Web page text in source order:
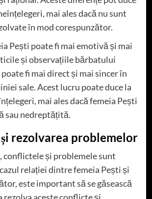
mai ales dacă nu sunt
în mod corespunzător.
Pești poate fi mai emotivă și mai
și observațiile bărbatului
fi mai direct și mai sincer în
sale. Acest lucru poate duce la
mai ales dacă femeia Pești
sau nedreptățită.
rezolvarea problemelor
conflictele și problemele sunt
relației dintre femeia Pești și
este important să se găsească